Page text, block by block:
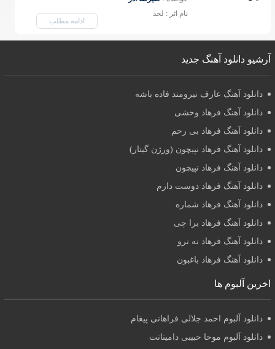
نام اثر : لحد
ادامه مطلب
آرشیو دانلود آهنگ جدید
دانلود آهنگ عارف نیرومند فاده باشه
دانلود آهنگ فرهاد وحشی
دانلود آهنگ فرهاد بی رحم
دانلود آهنگ فرهاد نپیچون (ورژن گیتار)
دانلود آهنگ فرهاد نپیچون
دانلود آهنگ فرهاد دوست دارم
دانلود آهنگ فرهاد شماره
دانلود آهنگ فرهاد برا چی
دانلود آهنگ فرهاد نه نرو
دانلود آهنگ فرهاد باغبون
اخرین آلبوم ها
دانلود آلبوم احمد جلالی فراهانی پیغام
دانلود آلبوم موحا حبیبی دامینانت